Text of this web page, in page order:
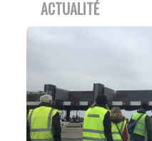
ACTUALITÉ